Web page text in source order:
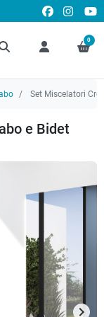
0
Set Miscelatori
e Bidet
keyboard_arrow_right